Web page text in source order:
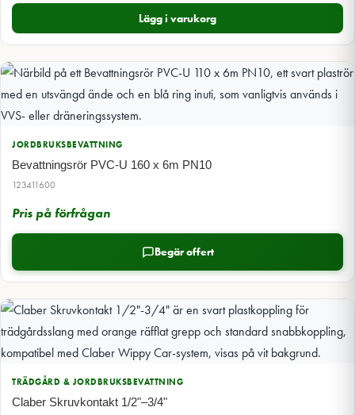
Lägg i varukorg
JORDBRUKSBEVATTNING
Bevattningsrör PVC-U 160 x 6m PN10
123411600
Pris på förfrågan
Begär offert
TRÄDGÅRD & JORDBRUKSBEVATTNING
Claber Skruvkontakt 1/2"–3/4"